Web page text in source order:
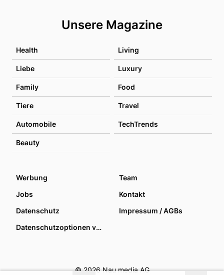
Unsere Magazine
Health Living
Liebe Luxury
Family Food
Tiere Travel
Automobile TechTrends
Beauty
Werbung
Team
Jobs
Kontakt
Datenschutz
Impressum / AGBs
Datenschutzoptionen verwalten
© 2026 Nau media AG